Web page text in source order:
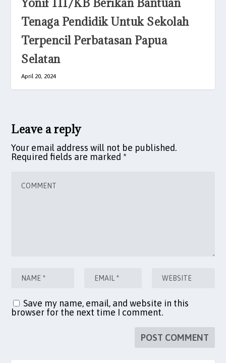
Tenaga Pendidik Untuk Sekolah
Terpencil Perbatasan Papua
Selatan
April 20, 2024
Leave a reply
Your email address will not be published.
Required fields are marked *
Save my name, email, and website in this
browser for the next time I comment.